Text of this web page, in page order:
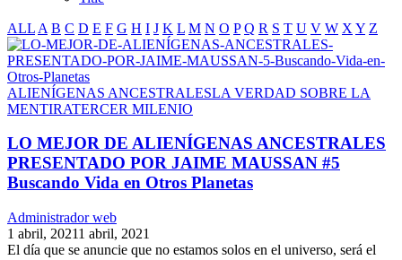
ALL A B C D E F G H I J K L M N O P Q R S T U V W X Y Z
ALIENÍGENAS ANCESTRALESLA VERDAD SOBRE LA
MENTIRATERCER MILENIO
LO MEJOR DE ALIENÍGENAS ANCESTRALES
PRESENTADO POR JAIME MAUSSAN #5
Buscando Vida en Otros Planetas
Administrador web
1 abril, 20211 abril, 2021
El día que se anuncie que no estamos solos en el universo, será el